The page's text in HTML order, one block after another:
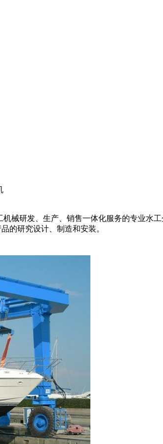
机械研发、生产、销售一体化服务的专业
的研究设计、制造和安装。